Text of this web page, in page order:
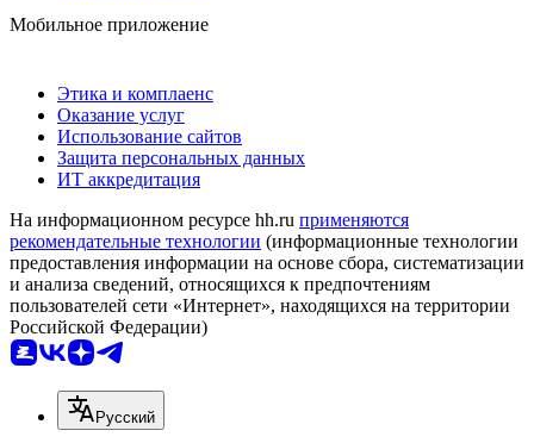
Мобильное приложение
Этика и комплаенс
Оказание услуг
Использование сайтов
Защита персональных данных
ИТ аккредитация
На информационном ресурсе hh.ru применяются
рекомендательные технологии (информационные технологии
предоставления информации на основе сбора, систематизации
и анализа сведений, относящихся к предпочтениям
пользователей сети «Интернет», находящихся на территории
Российской Федерации)
Русский